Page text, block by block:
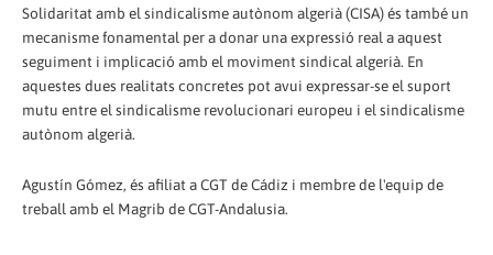
Solidaritat amb el sindicalisme autònom algerià (CISA) és també un
mecanisme fonamental per a donar una expressió real a aquest
seguiment i implicació amb el moviment sindical algerià. En
aquestes dues realitats concretes pot avui expressar-se el suport
mutu entre el sindicalisme revolucionari europeu i el sindicalisme
autònom algerià.
Agustín Gómez, és afiliat a CGT de Cádiz i membre de l'equip de
treball amb el Magrib de CGT-Andalusia.